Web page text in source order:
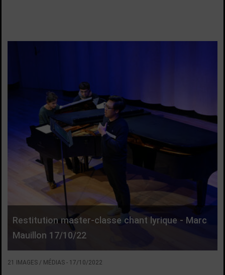
21 IMAGES / MÉDIAS - 17/10/2022
Restitution master-classe chant lyrique - Marc
Mauillon 17/10/22